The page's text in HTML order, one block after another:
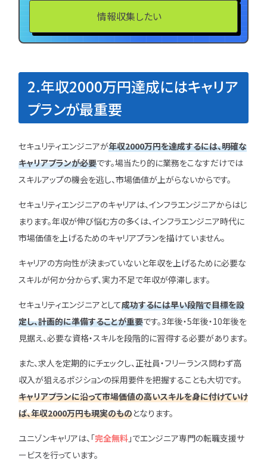
情報収集したい
2.年収2000万円達成にはキャリア
プランが最重要
セキュリティエンジニアが年収2000万円を達成するには、明確な
キャリアプランが必要です。場当たり的に業務をこなすだけでは
スキルアップの機会を逃し、市場価値が上がらないからです。
セキュリティエンジニアのキャリアは、インフラエンジニアからはじ
まります。年収が伸び悩む方の多くは、インフラエンジニア時代に
市場価値を上げるためのキャリアプランを描けていません。
キャリアの方向性が決まっていないと年収を上げるために必要な
スキルが何か分からず、実力不足で年収が停滞します。
セキュリティエンジニアとして成功するには早い段階で目標を設
定し、計画的に準備することが重要です。3年後・5年後・10年後を
見据え、必要な資格・スキルを段階的に習得する必要があります。
また、求人を定期的にチェックし、正社員・フリーランス問わず高
収入が狙えるポジションの採用要件を把握することも大切です。
キャリアプランに沿って市場価値の高いスキルを身に付けていけ
ば、年収2000万円も現実のものとなります。
ユニゾンキャリアは、「完全無料 」でエンジニア専門の転職支援サ
ービスを行っています。